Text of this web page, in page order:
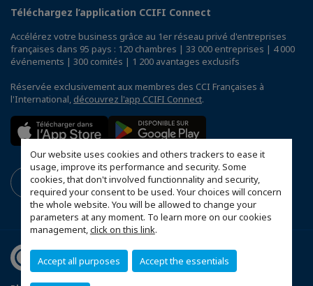
Our website uses cookies and others trackers to ease it
usage, improve its performance and security. Some
cookies, that don't involved functionnality and security,
required your consent to be used. Your choices will concern
the whole website. You will be allowed to change your
parameters at any moment. To learn more on our cookies
management,click on this link.
Accept all purposes Accept the essentials
Téléchargez l’application CCIFI Connect
Accélérez votre business grâce au 1er réseau privé d'entreprises
françaises dans 95 pays : 120 chambres | 33 000 entreprises | 4 000
événements | 300 comités | 1 200 avantages exclusifs
Réservée exclusivement aux membres des CCI Françaises à
l'International, découvrez l'app CCIFI Connect.